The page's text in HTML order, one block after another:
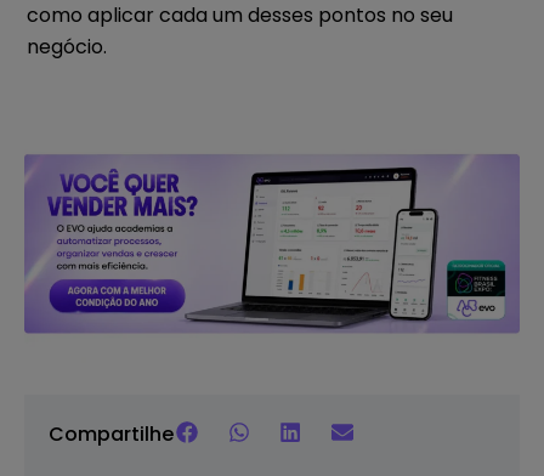
como aplicar cada um desses pontos no seu
negócio.
Compartilhe